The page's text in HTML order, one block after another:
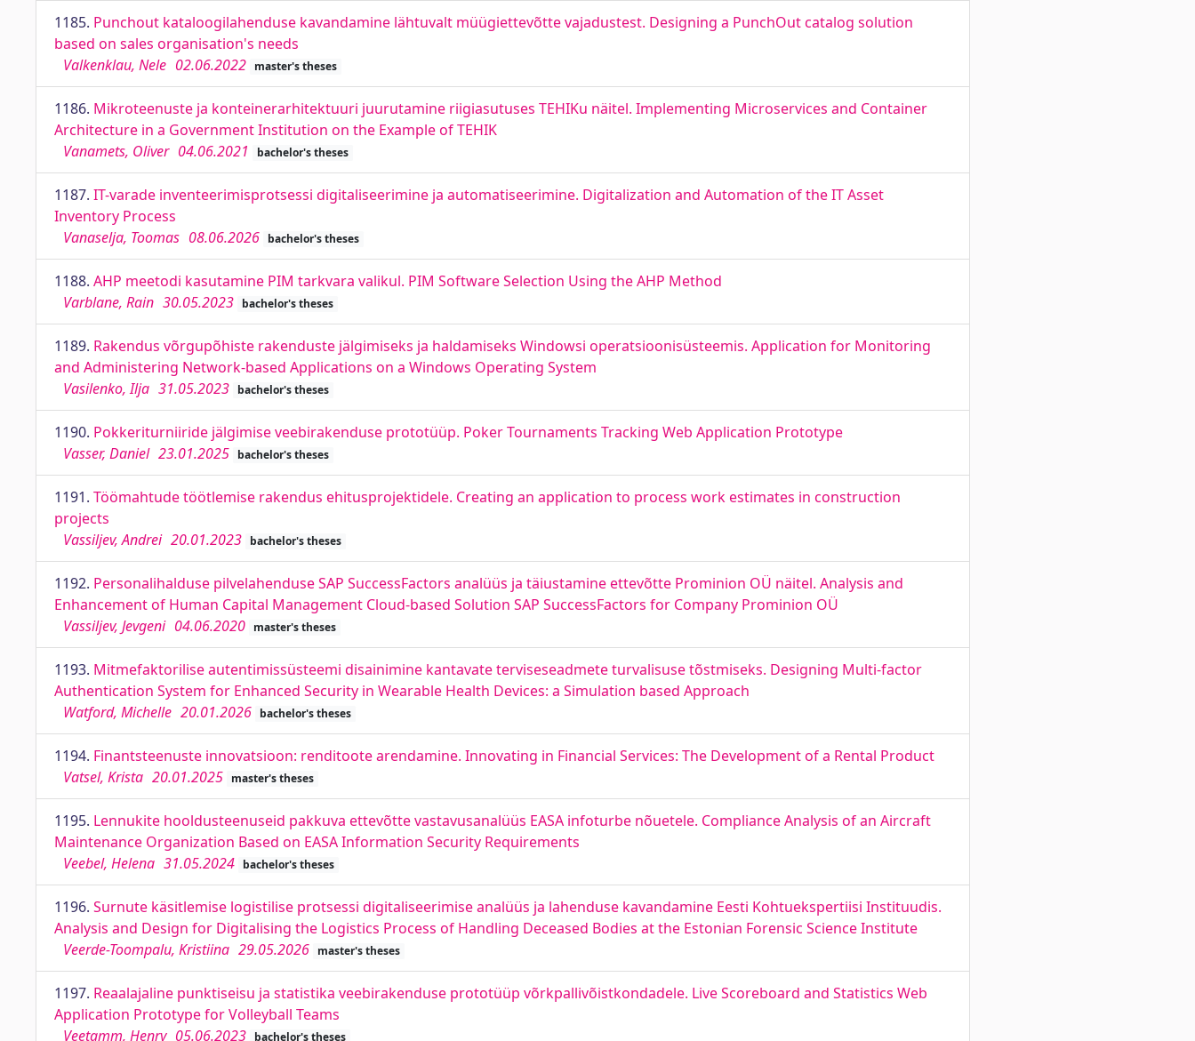
1185. Punchout kataloogilahenduse kavandamine lähtuvalt müügiettevõtte vajadustest. Designing a PunchOut catalog solution
based on sales organisation's needs
Valkenklau, Nele 02.06.2022 master's theses
1186. Mikroteenuste ja konteinerarhitektuuri juurutamine riigiasutuses TEHIKu näitel. Implementing Microservices and Container
Architecture in a Government Institution on the Example of TEHIK
Vanamets, Oliver 04.06.2021 bachelor's theses
1187. IT-varade inventeerimisprotsessi digitaliseerimine ja automatiseerimine. Digitalization and Automation of the IT Asset
Inventory Process
Vanaselja, Toomas 08.06.2026 bachelor's theses
1188. AHP meetodi kasutamine PIM tarkvara valikul. PIM Software Selection Using the AHP Method
Varblane, Rain 30.05.2023 bachelor's theses
1189. Rakendus võrgupõhiste rakenduste jälgimiseks ja haldamiseks Windowsi operatsioonisüsteemis. Application for Monitoring
and Administering Network-based Applications on a Windows Operating System
Vasilenko, Ilja 31.05.2023 bachelor's theses
1190. Pokkeriturniiride jälgimise veebirakenduse prototüüp. Poker Tournaments Tracking Web Application Prototype
Vasser, Daniel 23.01.2025 bachelor's theses
1191. Töömahtude töötlemise rakendus ehitusprojektidele. Creating an application to process work estimates in construction
projects
Vassiljev, Andrei 20.01.2023 bachelor's theses
1192. Personalihalduse pilvelahenduse SAP SuccessFactors analüüs ja täiustamine ettevõtte Prominion OÜ näitel. Analysis and
Enhancement of Human Capital Management Cloud-based Solution SAP SuccessFactors for Company Prominion OÜ
Vassiljev, Jevgeni 04.06.2020 master's theses
1193. Mitmefaktorilise autentimissüsteemi disainimine kantavate terviseseadmete turvalisuse tõstmiseks. Designing Multi-factor
Authentication System for Enhanced Security in Wearable Health Devices: a Simulation based Approach
Watford, Michelle 20.01.2026 bachelor's theses
1194. Finantsteenuste innovatsioon: renditoote arendamine. Innovating in Financial Services: The Development of a Rental Product
Vatsel, Krista 20.01.2025 master's theses
1195. Lennukite hooldusteenuseid pakkuva ettevõtte vastavusanalüüs EASA infoturbe nõuetele. Compliance Analysis of an Aircraft
Maintenance Organization Based on EASA Information Security Requirements
Veebel, Helena 31.05.2024 bachelor's theses
1196. Surnute käsitlemise logistilise protsessi digitaliseerimise analüüs ja lahenduse kavandamine Eesti Kohtuekspertiisi Instituudis.
Analysis and Design for Digitalising the Logistics Process of Handling Deceased Bodies at the Estonian Forensic Science Institute
Veerde-Toompalu, Kristiina 29.05.2026 master's theses
1197. Reaalajaline punktiseisu ja statistika veebirakenduse prototüüp võrkpallivõistkondadele. Live Scoreboard and Statistics Web
Application Prototype for Volleyball Teams
Veetamm, Henry 05.06.2023 bachelor's theses